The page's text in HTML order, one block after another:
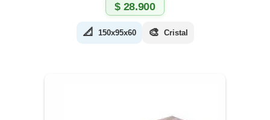
$28.900
📐 150x95x60 🎨 Cristal